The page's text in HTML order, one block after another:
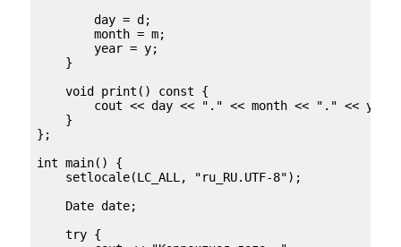
        day = d;
        month = m;
        year = y;
    }
    void print() const {
cout << day << "." << month << "." << year
    }
};
int main() {
    setlocale(LC_ALL, "ru_RU.UTF-8");
    Date date;
    try {